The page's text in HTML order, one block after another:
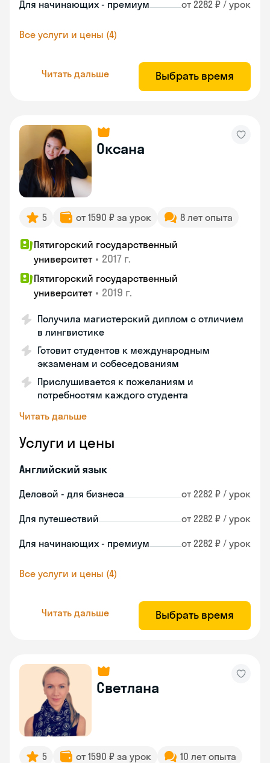
Для начинающих - премиум от 2282 ₽ / урок
Все услуги и цены (4)
Читать дальше Выбрать время
Оксана
5 от 1590 ₽ за урок 8 лет опыта
Пятигорский государственный
университет • 2017 г.
Пятигорский государственный
университет • 2019 г.
Получила магистерский диплом с отличием
в лингвистике
Готовит студентов к международным
экзаменам и собеседованиям
Прислушивается к пожеланиям и
потребностям каждого студента
Читать дальше
Услуги и цены
Английский язык
Деловой - для бизнеса от 2282 ₽ / урок
Для путешествий от 2282 ₽ / урок
Для начинающих - премиум от 2282 ₽ / урок
Все услуги и цены (4)
Читать дальше Выбрать время
Светлана
5 от 1590 ₽ за урок
10 лет опыта